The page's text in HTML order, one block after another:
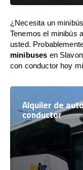
¿Necesita un
Tenemos el minibús
usted.
minibuses en
con conductor hoy
Alquiler de
conductor